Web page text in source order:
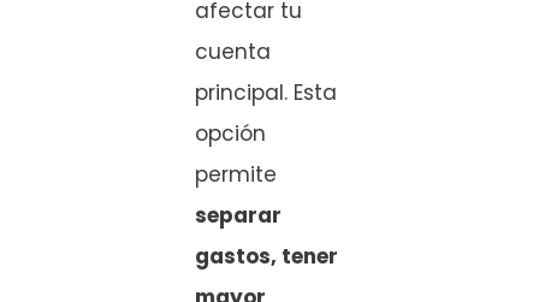
afectar tu
cuenta
principal. Esta
opción
permite
separar
gastos, tener